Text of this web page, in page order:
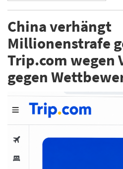
China verhängt
Millionenstrafe
Trip.com wegen
gegen